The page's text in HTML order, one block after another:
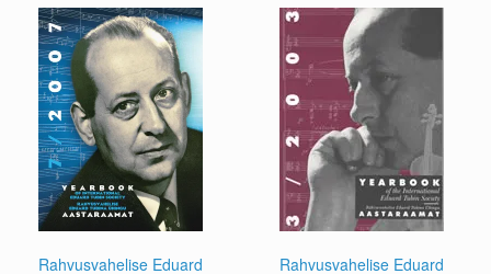
Rahvusvahelise Eduard
Rahvusvahelise Eduard